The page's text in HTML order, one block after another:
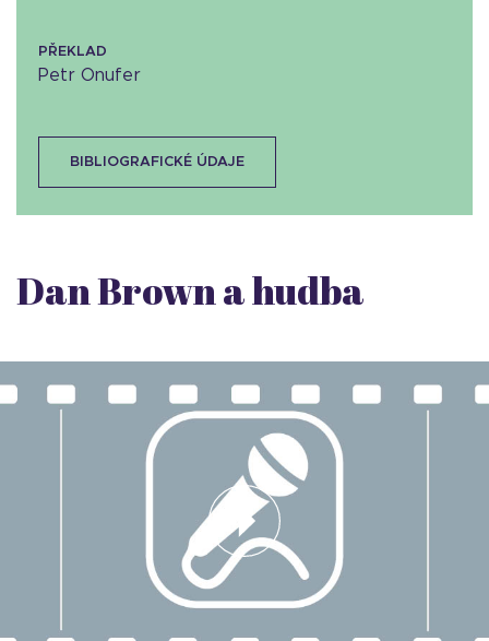
PŘEKLAD
Petr Onufer
BIBLIOGRAFICKÉ ÚDAJE
Dan Brown a hudba